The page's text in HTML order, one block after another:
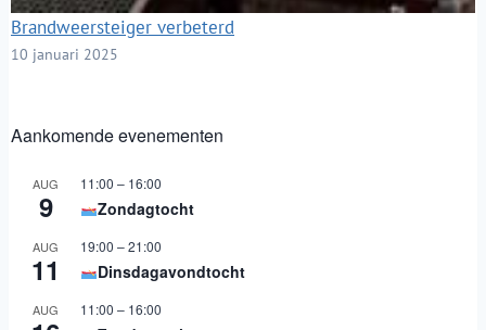
Brandweersteiger verbeterd
10 januari 2025
Aankomende evenementen
AUG
9
11:00 – 16:00
Zondagtocht
AUG
11
19:00 –21:00
Dinsdagavondtocht
AUG 11:00 – 16:00